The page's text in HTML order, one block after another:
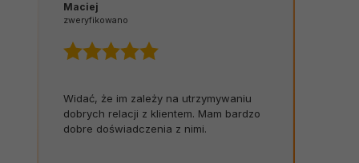
Maciej
zweryfikowano
Widać, że im zależy na utrzymywaniu
dobrych relacji z klientem. Mam bardzo
dobre doświadczenia z nimi.